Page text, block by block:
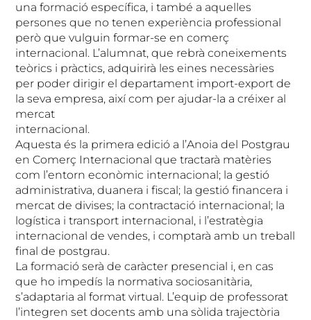
una formació específica, i també a aquelles
persones que no tenen experiència professional
però que vulguin formar-se en comerç
internacional. L’alumnat, que rebrà coneixements
teòrics i pràctics, adquirirà les eines necessàries
per poder dirigir el departament import-export de
la seva empresa, així com per ajudar-la a créixer al
mercat
internacional.
Aquesta és la primera edició a l’Anoia del Postgrau
en Comerç Internacional que tractarà matèries
com l’entorn econòmic internacional; la gestió
administrativa, duanera i fiscal; la gestió financera i
mercat de divises; la contractació internacional; la
logística i transport internacional, i l’estratègia
internacional de vendes, i comptarà amb un treball
final de postgrau.
La formació serà de caràcter presencial i, en cas
que ho impedís la normativa sociosanitària,
s’adaptaria al format virtual. L’equip de professorat
l’integren set docents amb una sòlida trajectòria